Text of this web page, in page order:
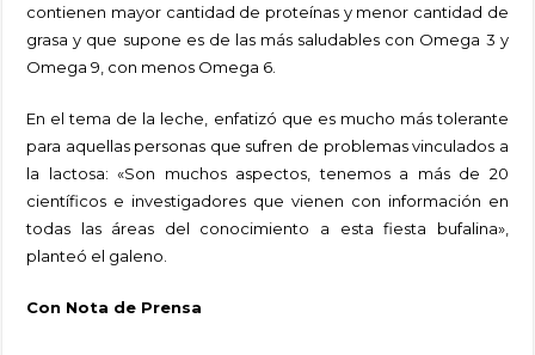
contienen mayor cantidad de proteínas y menor cantidad de
grasa y que supone es de las más saludables con Omega 3 y
Omega 9, con menos Omega 6.
En el tema de la leche, enfatizó que es mucho más tolerante
para aquellas personas que sufren de problemas vinculados a
la lactosa: «Son muchos aspectos, tenemos a más de 20
científicos e investigadores que vienen con información en
todas las áreas del conocimiento a esta fiesta bufalina»,
planteó el galeno.
Con Nota de Prensa